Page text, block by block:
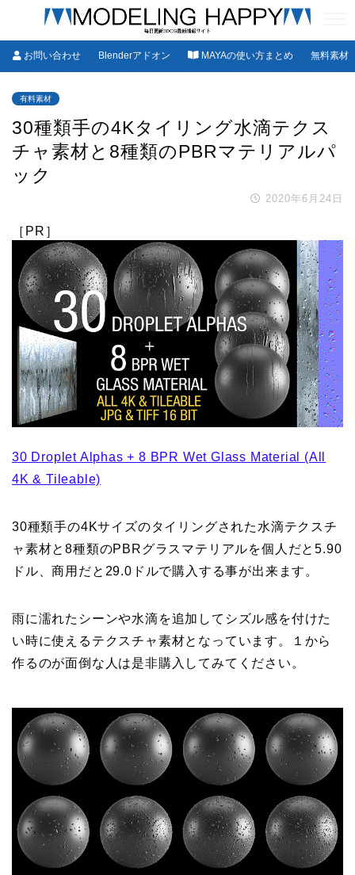
お問い合わせ Blenderアドオン MAYAの使い方まとめ 無料素材
有料素材
30種類手の4Kタイリング水滴テクス
チャ素材と8種類のPBRマテリアルパ
ック
2020年6月24日
［PR］
30 Droplet Alphas + 8 BPR Wet Glass Material (All
4K & Tileable)
30種類手の4Kサイズのタイリングされた水滴テクスチ
ャ素材と8種類のPBRグラスマテリアルを個人だと5.90
ドル、商用だと29.0ドルで購入する事が出来ます。
雨に濡れたシーンや水滴を追加してシズル感を付けた
い時に使えるテクスチャ素材となっています。１から
作るのが面倒な人は是非購入してみてください。